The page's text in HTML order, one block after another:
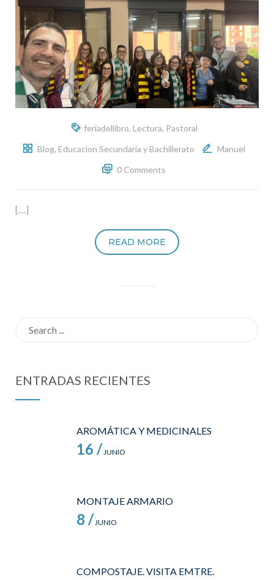
feriadellibro, Lectura, Pastoral
Blog, Educacion Secundaria y Bachillerato
Manuel
0 Comments
[…]
READ MORE
ENTRADAS RECIENTES
AROMÁTICA Y MEDICINALES
16 /JUNIO
MONTAJE ARMARIO
8 /JUNIO
COMPOSTAJE. VISITA EMTRE.